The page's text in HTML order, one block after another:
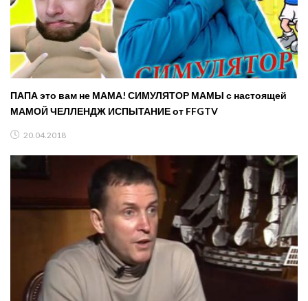
ПАПА это вам не МАМА! СИМУЛЯТОР МАМЫ с настоящей
МАМОЙ ЧЕЛЛЕНДЖ ИСПЫТАНИЕ от FFGTV
20.04.2018